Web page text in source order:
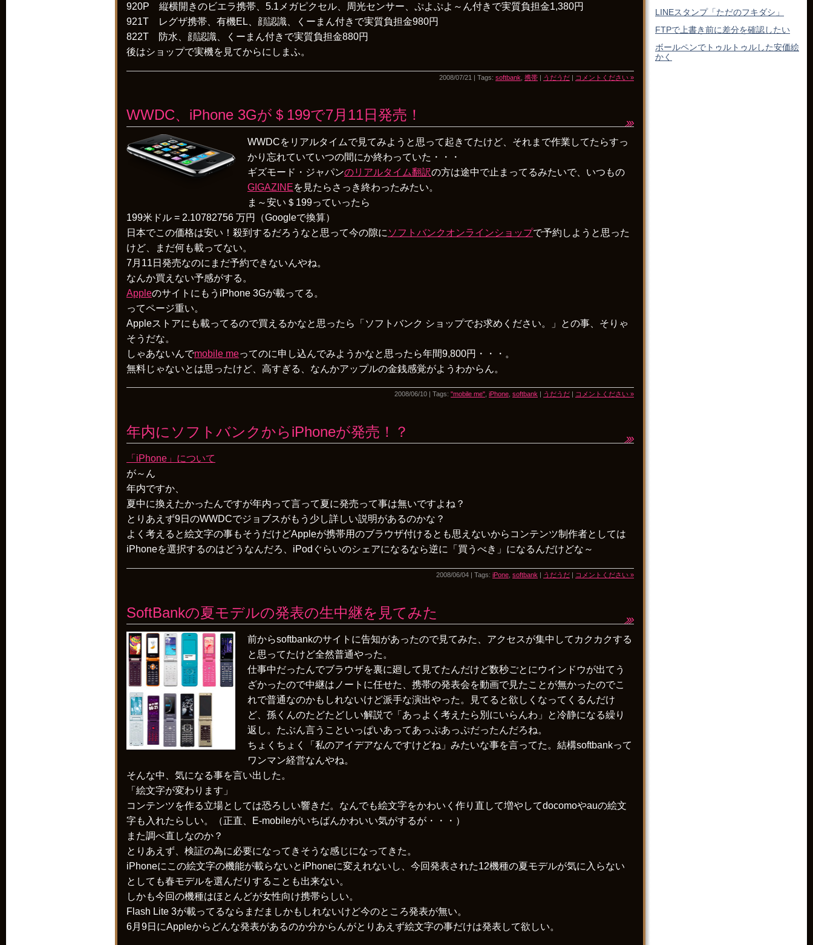
920P 縦横開きのビエラ携帯、5.1メガピクセル、周光センサー、ぷよぷよ～ん付きで実質負担金1,380円
921T レグザ携帯、有機EL、顔認識、くーまん付きで実質負担金980円
822T 防水、顔認識、くーまん付きで実質負担金880円
後はショップで実機を見てからにしまふ。
2008/07/21 | Tags: softbank 携帯 | うだうだ | コメントください »
WWDC、iPhone 3Gが＄199で7月11日発売！
WWDCをリアルタイムで見てみようと思って起きてたけど、それまで作業してたらすっ
かり忘れていていつの間にか終わっていた・・・
ギズモード・ジャパンのリアルタイム翻訳の方は途中で止まってるみたいで、いつもの
GIGAZINEを見たらさっき終わったみたい。
ま～安い＄199っていったら
199米ドル = 2.10782756 万円（Googleで換算）
日本でこの価格は安い！殺到するだろうなと思って今の隙に ソフトバンクオンラインショップで予約しようと思った
けど、まだ何も載ってない。
7月11日発売なのにまだ予約できないんやね。
なんか買えない予感がする。
AppleのサイトにもうiPhone 3Gが載ってる。
ってページ重い。
Appleストアにも載ってるので買えるかなと思ったら「ソフトバンク ショップでお求めください。」との事、そりゃ
そうだな。
しゃあないんでmobile meってのに申し込んでみようかなと思ったら年間9,800円・・・。
無料じゃないとは思ったけど、高すぎる、なんかアップルの金銭感覚がようわからん。
2008/06/10 | Tags: "mobile me", iPhone, softbank うだうだ コメントください »
年内にソフトバンクからiPhoneが発売！？
「iPhone」について
が～ん
年内ですか、
夏中に換えたかったんですが年内って言って夏に発売って事は無いですよね？
とりあえず9日のWWDCでジョブスがもう少し詳しい説明があるのかな？
よく考えると絵文字の事もそうだけどAppleが携帯用のブラウザ付けるとも思えないからコンテンツ制作者としては
iPhoneを選択するのはどうなんだろ、iPodぐらいのシェアになるなら逆に「買うべき」になるんだけどな～
2008/06/04 | Tags: iPone softbank | うだうだ | コメントください »
SoftBankの夏モデルの発表の生中継を見てみた
前からsoftbankのサイトに告知があったので見てみた、アクセスが集中してカクカクする
と思ってたけど全然普通やった。
仕事中だったんでブラウザを裏に廻して見てたんだけど数秒ごとにウインドウが出てう
ざかったので中継はノートに任せた、携帯の発表会を動画で見たことが無かったのでこ
れで普通なのかもしれないけど派手な演出やった。見てると欲しくなってくるんだけ
ど、孫くんのたどたどしい解説で「あっよく考えたら別にいらんわ」と冷静になる繰り
返し。たぶん言うこといっぱいあってあっぷあっぷだったんだろね。
ちょくちょく「私のアイデアなんですけどね」みたいな事を言ってた。結構softbankって
ワンマン経営なんやね。
そんな中、気になる事を言い出した。
「絵文字が変わります」
コンテンツを作る立場としては恐ろしい響きだ。なんでも絵文字をかわいく作り直して増やしてdocomoやauの絵文
字も入れたらしい。（正直、E-mobileがいちばんかわいい気がするが・・・）
また調べ直しなのか？
とりあえず、検証の為に必要になってきそうな感じになってきた。
iPhoneにこの絵文字の機能が載らないとiPhoneに変えれないし、今回発表された12機種の夏モデルが気に入らない
としても春モデルを選んだりすることも出来ない。
しかも今回の機種はほとんどが女性向け携帯らしい。
Flash Lite 3が載ってるならまだましかもしれないけど今のところ発表が無い。
6月9日にAppleからどんな発表があるのか分からんがとりあえず絵文字の事だけは発表して欲しい。
LINEスタンプ「ただのフキダシ」
FTPで上書き前に差分を確認したい
ボールペンでトゥルトゥルした安価絵
かく